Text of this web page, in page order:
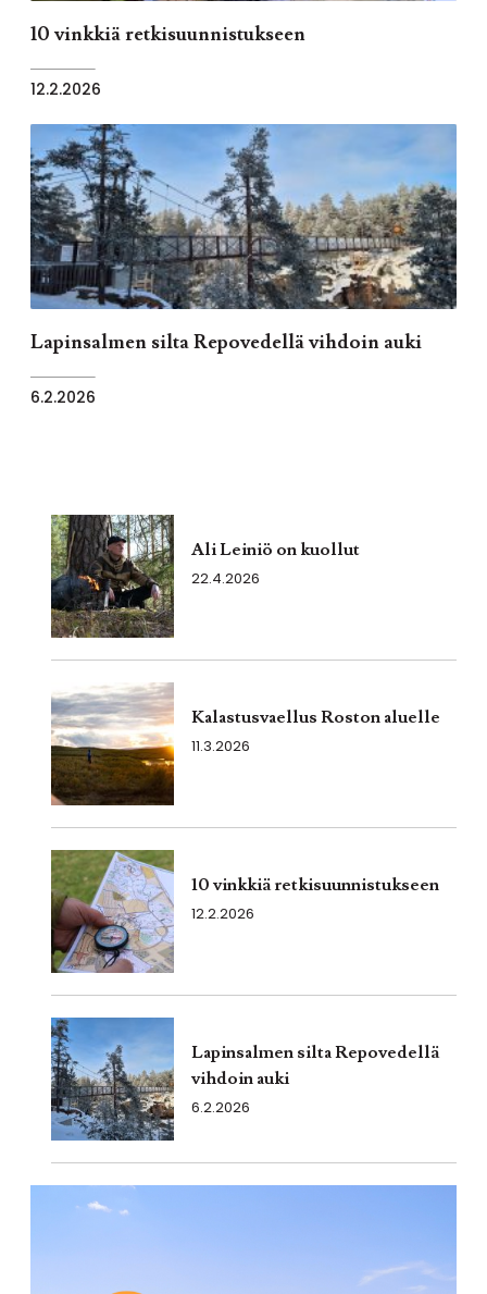
10 vinkkiä retkisuunnistukseen
12.2.2026
Lapinsalmen silta Repovedellä vihdoin auki
6.2.2026
Ali Leiniö on kuollut
22.4.2026
Kalastusvaellus Roston aluelle
11.3.2026
10 vinkkiä retkisuunnistukseen
12.2.2026
Lapinsalmen silta Repovedellä
vihdoin auki
6.2.2026